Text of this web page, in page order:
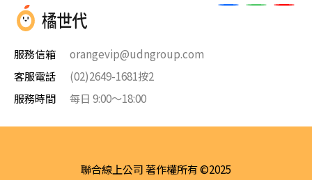
服務信箱
orangevip@udngroup.com
客服電話
(02)2649-1681按2
服務時間
每日 9:00～18:00
聯合線上公司 著作權所有 ©2025